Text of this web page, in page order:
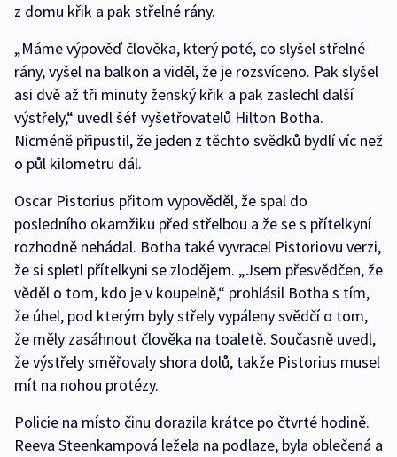
z domu křik a pak střelné rány.
„Máme výpověď člověka, který poté, co slyšel střelné
rány, vyšel na balkon a viděl, že je rozsvíceno. Pak slyšel
asi dvě až tři minuty ženský křik a pak zaslechl další
výstřely,“ uvedl šéf vyšetřovatelů Hilton Botha.
Nicméně připustil, že jeden z těchto svědků bydlí víc než
o půl kilometru dál.
Oscar Pistorius přitom vypověděl, že spal do
posledního okamžiku před střelbou a že se s přítelkyní
rozhodně nehádal. Botha také vyvracel Pistoriovu verzi,
že si spletl přítelkyni se zlodějem. „Jsem přesvědčen, že
věděl o tom, kdo je v koupelně,“ prohlásil Botha s tím,
že úhel, pod kterým byly střely vypáleny svědčí o tom,
že měly zasáhnout člověka na toaletě. Současně uvedl,
že výstřely směřovaly shora dolů, takže Pistorius musel
mít na nohou protézy.
Policie na místo činu dorazila krátce po čtvrté hodině.
Reeva Steenkampová ležela na podlaze, byla oblečená a